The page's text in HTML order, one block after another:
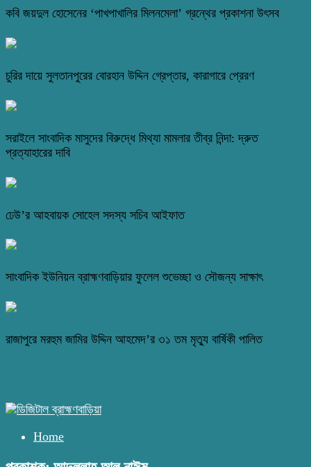
কবি জয়দুল হোসেনের ‘পাখপাখালির মিলনমেলা’ গ্রন্থের প্রকাশনা উৎসব
চুরির দায়ে সুলতানপুরের বোরহান উদ্দিন গ্রেপ্তার, কারাগারে প্রেরণ
সরাইলে সাংবাদিক মাসুদের বিরুদ্ধে মিথ্যা মামলার তীব্র নিন্দা: দ্রুত
প্রত্যাহারের দাবি
ঢেউ’র আহবায়ক সোহেল সদস্য সচিব আইফাত
সাংবাদিক ইউনিয়ন ব্রাহ্মণবাড়িয়ার ফুলেল শুভেচ্ছা ও সৌজন্য সাক্ষাৎ
রাজাপুরে মরহুম জামির উদ্দিন আহমেদ’র ৩১ তম মৃত্যু বার্ষিকী পালিত
Home